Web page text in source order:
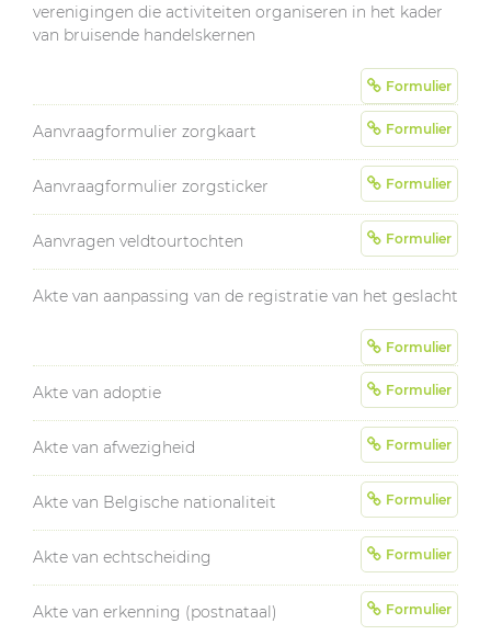
verenigingen die activiteiten organiseren in het kader
van bruisende handelskernen
Formulier
Aanvraagformulier zorgkaart Formulier
Aanvraagformulier zorgsticker Formulier
Aanvragen veldtourtochten Formulier
Akte van aanpassing van de registratie van het geslacht
Formulier
Akte van adoptie Formulier
Akte van afwezigheid Formulier
Akte van Belgische nationaliteit Formulier
Akte van echtscheiding Formulier
Akte van erkenning (postnataal) Formulier